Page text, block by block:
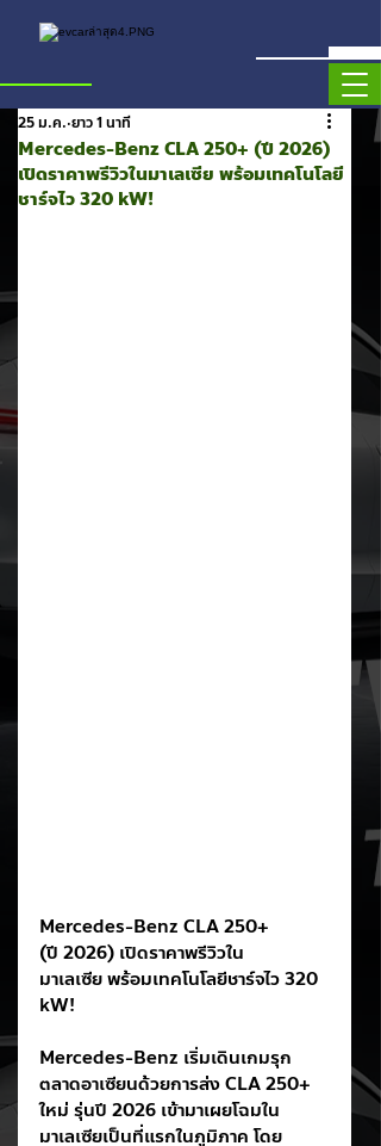
Mercedes-Benz CLA 250+ (ปี 2026)
เปิดราคาพรีวิวในมาเลเซีย พร้อมเทคโนโลยี
ชาร์จไว 320 kW!
25 ม.ค. ยาว 1 นาที
Mercedes-Benz CLA 250+
(ปี 2026) เปิดราคาพรีวิวใน
มาเลเซีย พร้อมเทคโนโลยีชาร์จไว 320
kW!
Mercedes-Benz เริ่มเดินเกมรุก
ตลาดอาเซียนด้วยการส่ง CLA 250+
ใหม่ รุ่นปี 2026 เข้ามาเผยโฉมใน
มาเลเซียเป็นที่แรกในภูมิภาค โดย